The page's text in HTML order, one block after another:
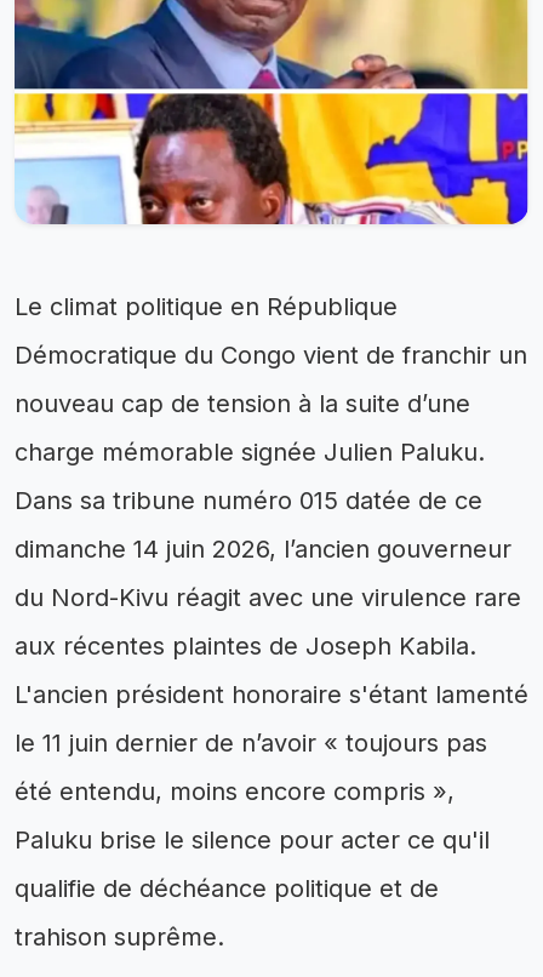
Le climat politique en République
Démocratique du Congo vient de franchir un
nouveau cap de tension à la suite d’une
charge mémorable signée Julien Paluku.
Dans sa tribune numéro 015 datée de ce
dimanche 14 juin 2026, l’ancien gouverneur
du Nord-Kivu réagit avec une virulence rare
aux récentes plaintes de Joseph Kabila.
L'ancien président honoraire s'étant lamenté
le 11 juin dernier de n’avoir « toujours pas
été entendu, moins encore compris »,
Paluku brise le silence pour acter ce qu'il
qualifie de déchéance politique et de
trahison suprême.